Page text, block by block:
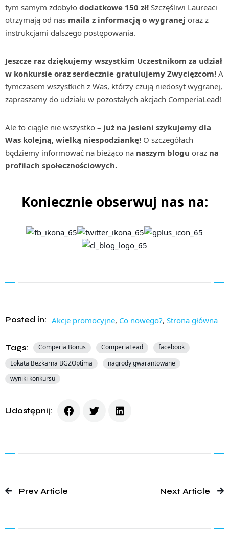
tym samym zdobyło dodatkowe 150 zł! Szczęśliwi Laureaci
otrzymają od nas maila z informacją o wygranej oraz z
instrukcjami dalszego postępowania.
Jeszcze raz dziękujemy wszystkim Uczestnikom za udział
w konkursie oraz serdecznie gratulujemy Zwycięzcom! A
tymczasem wszystkich z Was, którzy czują niedosyt wygranej,
zapraszamy do udziału w pozostałych akcjach ComperiaLead!
Ale to ciągle nie wszystko – już na jesieni szykujemy dla
Was kolejną, wielką niespodziankę! O szczegółach
będziemy informować na bieżąco na naszym blogu oraz na
profilach społecznościowych.
Koniecznie obserwuj nas na:
Posted in: Akcje promocyjne, Co nowego?, Strona główna
Tags: Comperia Bonus ComperiaLead
facebook
Lokata Bezkarna BGŻOptima
nagrody gwarantowane
wyniki konkursu
Udostępnij:
Prev Article Next Article